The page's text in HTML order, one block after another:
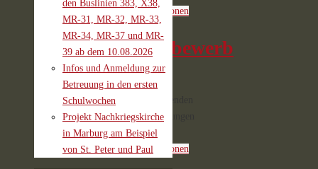
Informationen
Wettbewerb
Keine
Veranstaltungen
Weitere
Informationen
den Buslinien 383, X38,
MR-31, MR-32, MR-33,
MR-34, MR-37 und MR-
39 ab dem 10.08.2026
Infos und Anmeldung zur
Betreuung in den ersten
Schulwochen
Projekt Nachkriegskirche
in Marburg am Beispiel
von St. Peter und Paul